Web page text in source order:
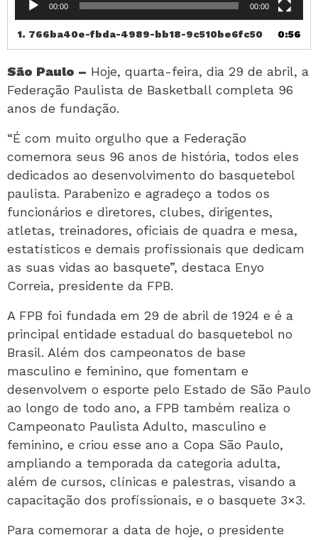
00:00 00:00
1. 766ba40e-fbda-4989-bb18-9c510be6fc50 0:56
São Paulo – Hoje, quarta-feira, dia 29 de abril, a
Federação Paulista de Basketball completa 96
anos de fundação.
“É com muito orgulho que a Federação
comemora seus 96 anos de história, todos eles
dedicados ao desenvolvimento do basquetebol
paulista. Parabenizo e agradeço a todos os
funcionários e diretores, clubes, dirigentes,
atletas, treinadores, oficiais de quadra e mesa,
estatísticos e demais profissionais que dedicam
as suas vidas ao basquete”, destaca Enyo
Correia, presidente da FPB.
A FPB foi fundada em 29 de abril de 1924 e é a
principal entidade estadual do basquetebol no
Brasil. Além dos campeonatos de base
masculino e feminino, que fomentam e
desenvolvem o esporte pelo Estado de São Paulo
ao longo de todo ano, a FPB também realiza o
Campeonato Paulista Adulto, masculino e
feminino, e criou esse ano a Copa São Paulo,
ampliando a temporada da categoria adulta,
além de cursos, clínicas e palestras, visando a
capacitação dos profissionais, e o basquete 3×3.
Para comemorar a data de hoje, o presidente